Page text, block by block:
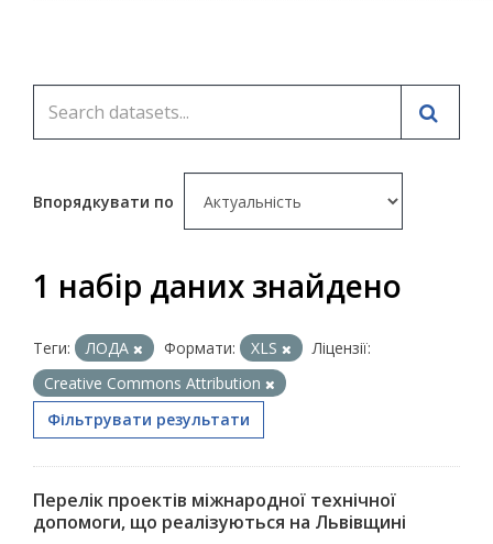
Впорядкувати по
1 набір даних знайдено
Теги: ЛОДА Формати: XLS
Ліцензії:
Creative Commons Attribution
Фільтрувати результати
Перелік проектів міжнародної технічної
допомоги, що реалізуються на Львівщині